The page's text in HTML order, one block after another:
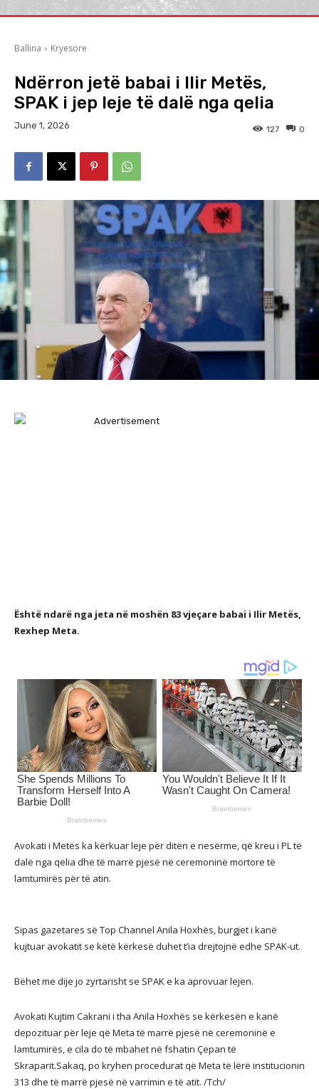
Ballina Kryesore
Ndërron jetë babai i Ilir Metës,
SPAK i jep leje të dalë nga qelia
June 1, 2026 0
127
Është ndarë nga jeta në moshën 83 vjeçare babai i Ilir Metës,
Rexhep Meta.
Avokati i Metës ka kërkuar leje për ditën e nesërme, që kreu i PL të
dalë nga qelia dhe të marrë pjesë në ceremoninë mortore të
lamtumirës për të atin.
Sipas gazetares së Top Channel Anila Hoxhës, burgjet i kanë
kujtuar avokatit se këtë kërkesë duhet t’ia drejtojnë edhe SPAK-ut.
Bëhet me dije jo zyrtarisht se SPAK e ka aprovuar lejen.
Avokati Kujtim Cakrani i tha Anila Hoxhës se kërkesën e kanë
depozituar për leje që Meta të marrë pjesë në ceremoninë e
lamtumirës, e cila do të mbahet në fshatin Çepan të
Skraparit.Sakaq, po kryhen procedurat që Meta të lërë institucionin
313 dhe të marrë pjesë në varrimin e të atit. /Tch/